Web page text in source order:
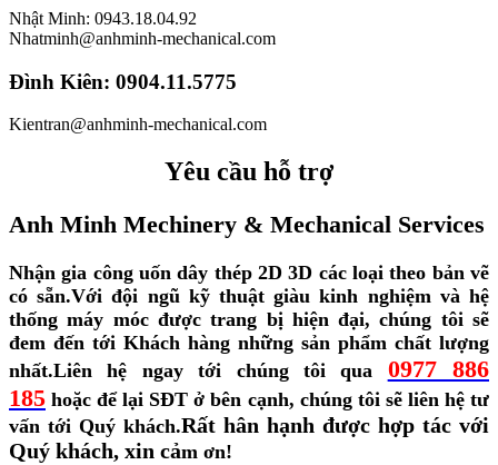
Nhật Minh: 0943.18.04.92
Nhatminh@anhminh-mechanical.com
Đình Kiên: 0904.11.5775
Kientran@anhminh-mechanical.com
Yêu cầu hỗ trợ
Anh Minh Mechinery & Mechanical Services
Nhận gia công uốn dây thép 2D 3D các loại theo bản vẽ
có sẵn.Với đội ngũ kỹ thuật giàu kinh nghiệm và hệ
thống máy móc được trang bị hiện đại, chúng tôi sẽ
đem đến tới Khách hàng những sản phẩm chất lượng
nhất.Liên hệ ngay tới chúng tôi qua 0977 886
185 hoặc để lại SĐT ở bên cạnh, chúng tôi sẽ liên hệ tư
vấn tới Quý khách.Rất hân hạnh được hợp tác với
Quý khách, xin cảm ơn!